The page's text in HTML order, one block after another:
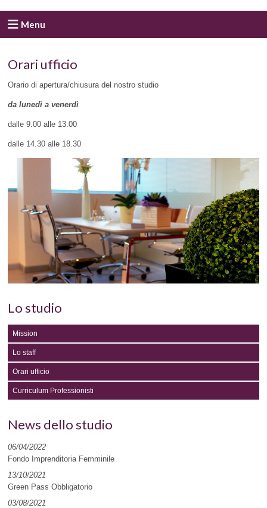
Menu
Orari ufficio
Orario di apertura/chiusura del nostro studio
da lunedì a venerdì
dalle 9.00 alle 13.00
dalle 14.30 alle 18.30
Lo studio
Mission
Lo staff
Orari ufficio
Curriculum Professionisti
News dello studio
06/04/2022
Fondo Imprenditoria Femminile
13/10/2021
Green Pass Obbligatorio
03/08/2021